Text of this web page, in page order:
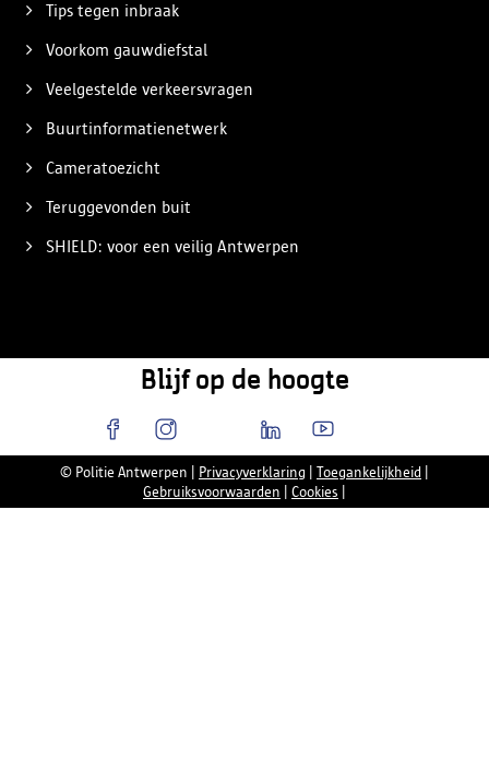
Tips tegen inbraak
Voorkom gauwdiefstal
Veelgestelde verkeersvragen
Buurtinformatienetwerk
Cameratoezicht
Teruggevonden buit
SHIELD: voor een veilig Antwerpen
Blijf op de hoogte
© Politie Antwerpen Privacyverklaring Toegankelijkheid
Gebruiksvoorwaarden
Cookies